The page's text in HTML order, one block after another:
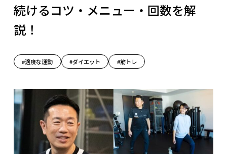
続けるコツ・メニュー・回数を解
説！
#適度な運動 #ダイエット #筋トレ